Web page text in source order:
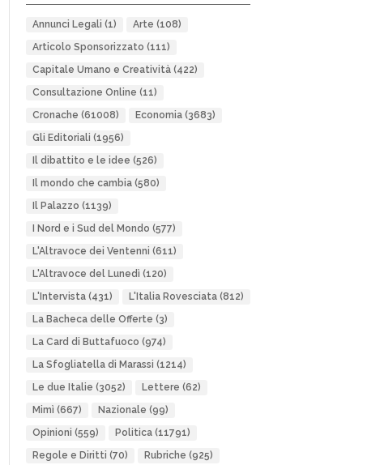
Annunci Legali (1) Arte (108)
Articolo Sponsorizzato (111)
Capitale Umano e Creatività(422)
Consultazione Online (11)
Cronache (61008) Economia(3683)
Gli Editoriali (1956)
Il dibattito e le idee (526)
Il mondo che cambia(580)
Il Palazzo (1139)
I Nord e i Sud del Mondo (577)
L'Altravoce dei Ventenni (611)
L'Altravoce del Lunedì (120)
L'Intervista(431) L'Italia Rovesciata(812)
La Bacheca delle Offerte (3)
La Card di Buttafuoco (974)
La Sfogliatella di Marassi (1214)
Le due Italie (3052) Lettere (62)
Mimì (667) Nazionale (99)
Opinioni (559) Politica(11791)
Regole e Diritti (70) Rubriche (925)